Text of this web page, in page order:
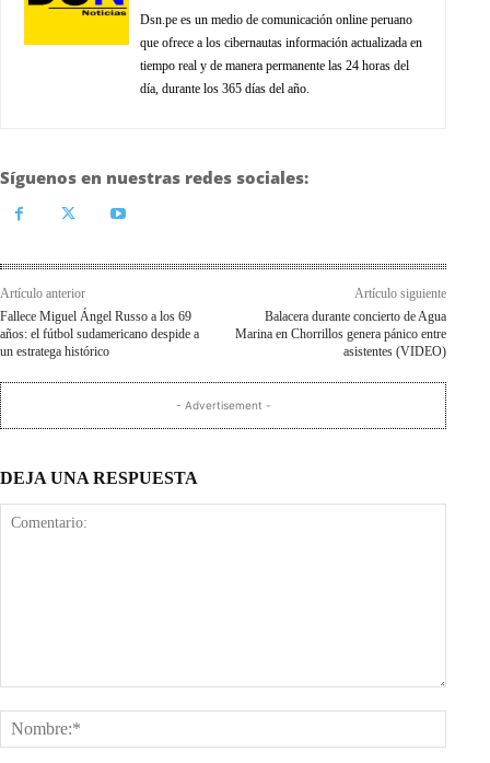
Dsn.pe es un medio de comunicación online peruano
que ofrece a los cibernautas información actualizada en
tiempo real y de manera permanente las 24 horas del
día, durante los 365 días del año.
Síguenos en nuestras redes sociales:
Artículo anterior
Fallece Miguel Ángel Russo a los 69
años: el fútbol sudamericano despide a
un estratega histórico
Artículo siguiente
Balacera durante concierto de Agua
Marina en Chorrillos genera pánico entre
asistentes (VIDEO)
- Advertisement -
DEJA UNA RESPUESTA